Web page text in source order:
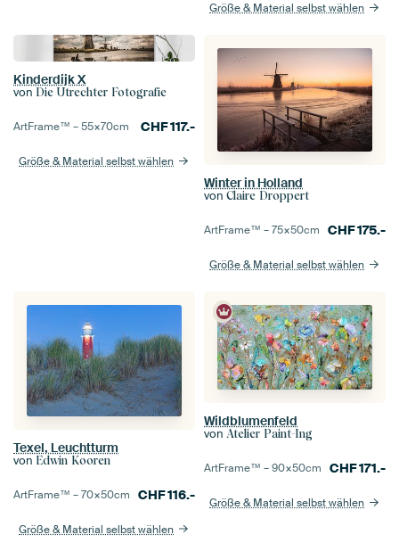
Größe & Material selbst wählen
Kinderdijk X
von Die Utrechter Fotografie
ArtFrame™ –55×70cm CHF117.-
Größe & Material selbst wählen
Winter in Holland
von Claire Droppert
ArtFrame™ –75×50cm CHF175.-
Größe & Material selbst wählen
Texel, Leuchtturm
von Edwin Kooren
ArtFrame™ –70×50cm CHF116.-
Größe & Material selbst wählen
Wildblumenfeld
von Atelier Paint-Ing
ArtFrame™ –90×50cm CHF171.-
Größe & Material selbst wählen